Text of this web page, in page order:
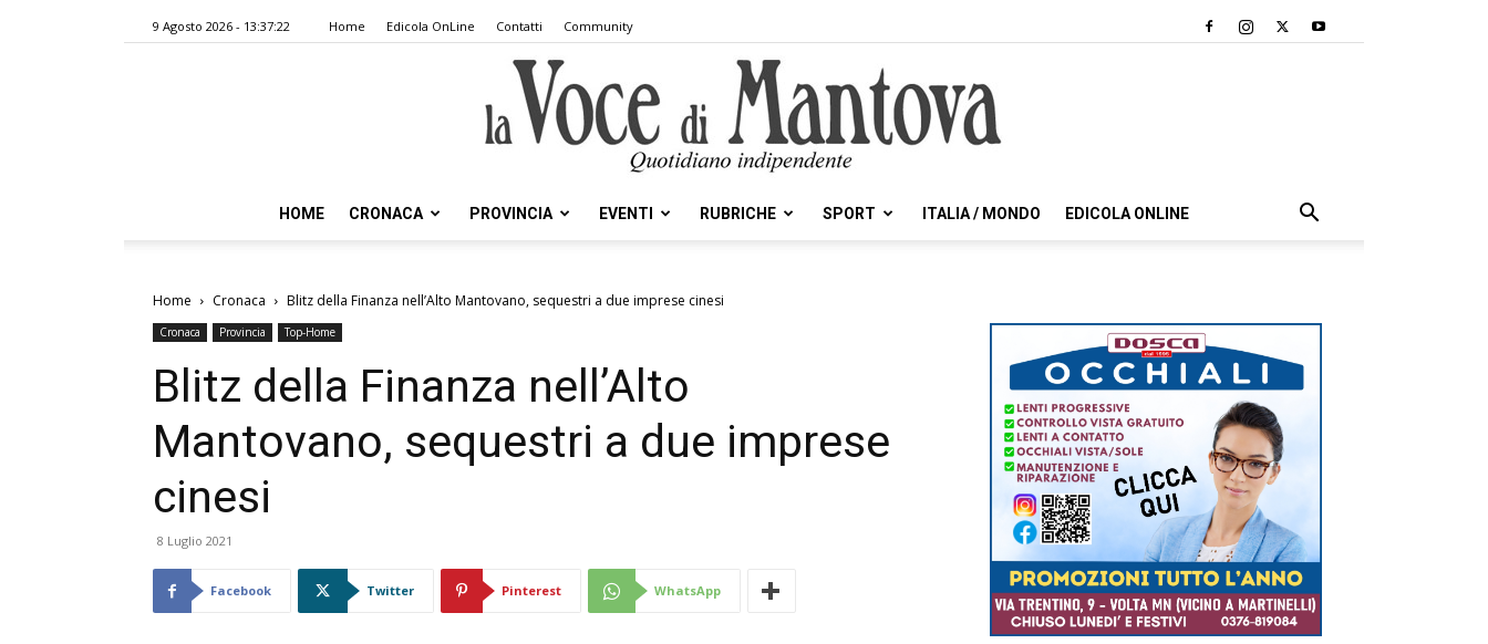
9 Agosto 2026 - 13:37:22 Home Edicola OnLine Contatti Community
HOME CRONACA PROVINCIA EVENTI RUBRICHE SPORT ITALIA / MONDO EDICOLA ONLINE
Home Cronaca Blitz della Finanza nell’Alto Mantovano, sequestri a due imprese cinesi
Cronaca Provincia Top-Home
Blitz della Finanza nell’Alto
Mantovano, sequestri a due imprese
cinesi
8 Luglio 2021
Facebook Twitter Pinterest WhatsApp